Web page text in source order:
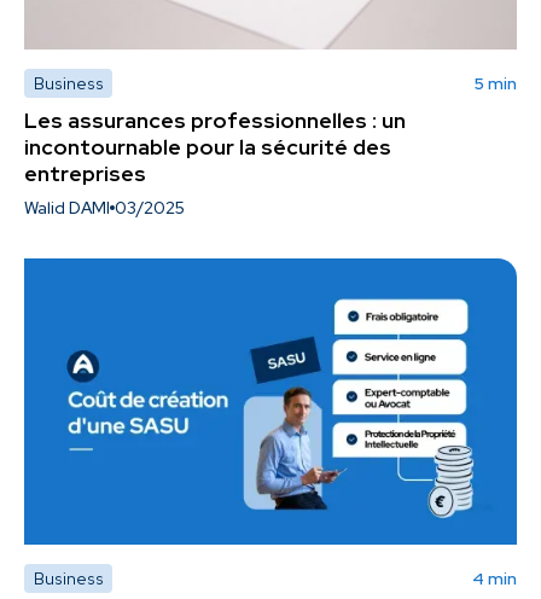
Business 5 min
Les assurances professionnelles : un
incontournable pour la sécurité des
entreprises
Walid DAMI 03/2025
Business 4 min